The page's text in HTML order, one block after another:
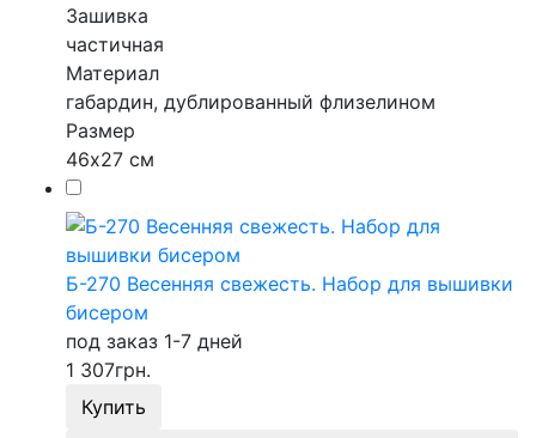
Зашивка
частичная
Материал
габардин, дублированный флизелином
Размер
46х27 см
Б-270 Весенняя свежесть. Набор для вышивки
бисером
под заказ 1-7 дней
1 307грн.
Купить